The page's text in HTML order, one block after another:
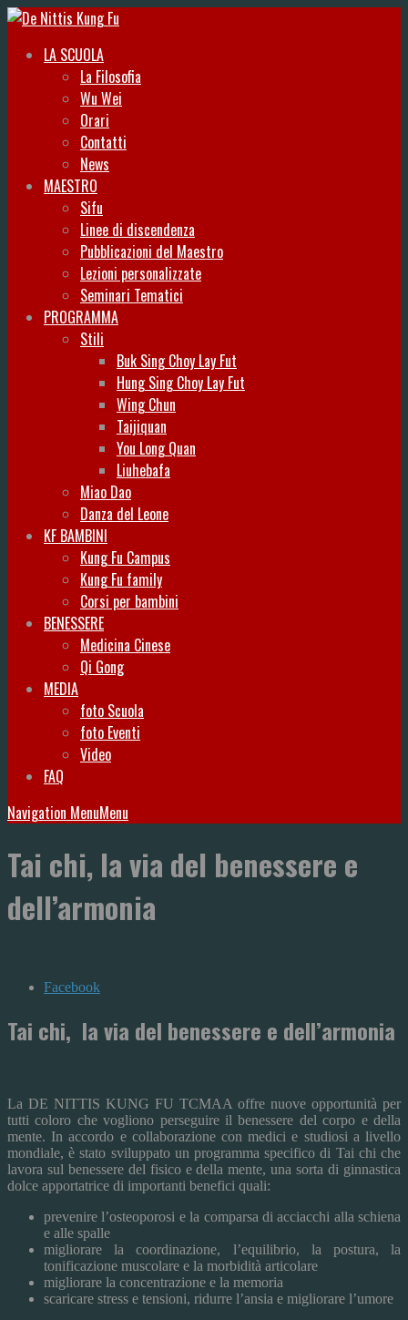
LA SCUOLA
La Filosofia
Wu Wei
Orari
Contatti
News
MAESTRO
Sifu
Linee di discendenza
Pubblicazioni del Maestro
Lezioni personalizzate
Seminari Tematici
PROGRAMMA
Stili
Buk Sing Choy Lay Fut
Hung Sing Choy Lay Fut
Wing Chun
Taijiquan
You Long Quan
Liuhebafa
Miao Dao
Danza del Leone
KF BAMBINI
Kung Fu Campus
Kung Fu family
Corsi per bambini
BENESSERE
Medicina Cinese
Qi Gong
MEDIA
foto Scuola
foto Eventi
Video
FAQ
Navigation MenuMenu
Tai chi, la via del benessere e
dell’armonia
Facebook
Tai chi, la via del benessere e dell’armonia
La DE NITTIS KUNG FU TCMAA offre nuove opportunità per
tutti coloro che vogliono perseguire il benessere del corpo e della
mente. In accordo e collaborazione con medici e studiosi a livello
mondiale, è stato sviluppato un programma specifico di Tai chi che
lavora sul benessere del fisico e della mente, una sorta di ginnastica
dolce apportatrice di importanti benefici quali:
prevenire l’osteoporosi e la comparsa di acciacchi alla schiena
e alle spalle
migliorare la coordinazione, l’equilibrio, la postura, la
tonificazione muscolare e la morbidità articolare
migliorare la concentrazione e la memoria
scaricare stress e tensioni, ridurre l’ansia e migliorare l’umore